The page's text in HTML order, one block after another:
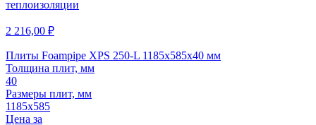
2 216,00 ₽
Плиты Foampipe XPS 250-L 1185х585х40 мм
Толщина плит, мм
40
Размеры плит, мм
1185х585
Цена за